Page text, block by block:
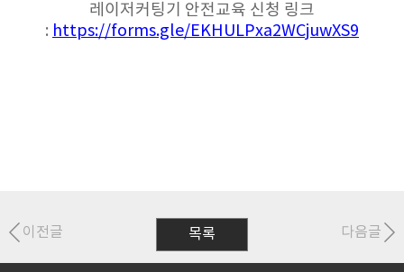
레이저커팅기 안전교육 신청 링크
: https://forms.gle/EKHULPxa2WCjuwXS9
목록
이전글 다음글